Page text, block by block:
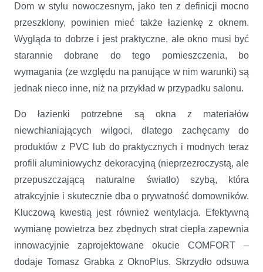
Dom w stylu nowoczesnym, jako ten z definicji mocno
przeszklony, powinien mieć także łazienkę z oknem.
Wygląda to dobrze i jest praktyczne, ale okno musi być
starannie dobrane do tego pomieszczenia, bo
wymagania (ze względu na panujące w nim warunki) są
jednak nieco inne, niż na przykład w przypadku salonu.
Do łazienki potrzebne są okna z materiałów
niewchłaniających wilgoci, dlatego zachęcamy do
produktów z PVC lub do praktycznych i modnych teraz
profili aluminiowychz dekoracyjną (nieprzezroczystą, ale
przepuszczającą naturalne światło) szybą, która
atrakcyjnie i skutecznie dba o prywatność domowników.
Kluczową kwestią jest również wentylacja. Efektywną
wymianę powietrza bez zbędnych strat ciepła zapewnia
innowacyjnie zaprojektowane okucie COMFORT –
dodaje Tomasz Grabka z OknoPlus. Skrzydło odsuwa